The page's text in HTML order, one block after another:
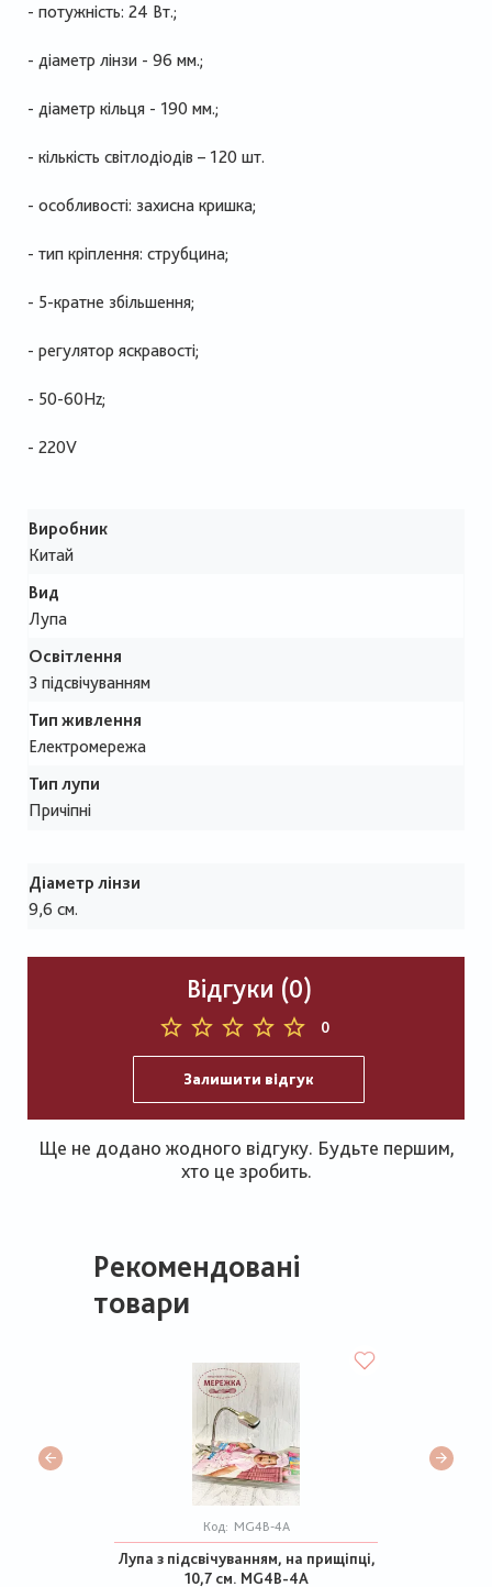
- потужність: 24 Вт.;
- діаметр лінзи - 96 мм.;
- діаметр кільця - 190 мм.;
- кількість світлодіодів – 120 шт.
- особливості: захисна кришка;
- тип кріплення: струбцина;
- 5-кратне збільшення;
- регулятор яскравості;
- 50-60Hz;
- 220V
Виробник
Китай
Вид
Лупа
Освітлення
З підсвічуванням
Тип живлення
Електромережа
Тип лупи
Причіпні
Діаметр лінзи
9,6 см.
Відгуки (0)
0
Залишити відгук
Ще не додано жодного відгуку. Будьте першим,
хто це зробить.
Рекомендовані
товари
Код: MG4B-4A
Лупа з підсвічуванням, на прищіпці,
10,7 см. MG4B-4A